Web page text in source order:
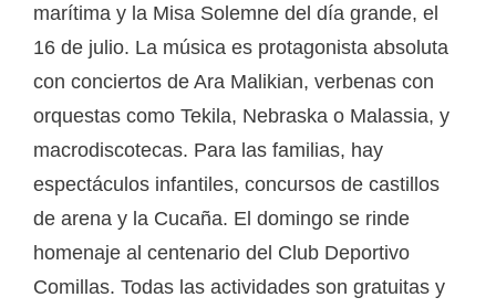
marítima y la Misa Solemne del día grande, el
16 de julio. La música es protagonista absoluta
con conciertos de Ara Malikian, verbenas con
orquestas como Tekila, Nebraska o Malassia, y
macrodiscotecas. Para las familias, hay
espectáculos infantiles, concursos de castillos
de arena y la Cucaña. El domingo se rinde
homenaje al centenario del Club Deportivo
Comillas. Todas las actividades son gratuitas y